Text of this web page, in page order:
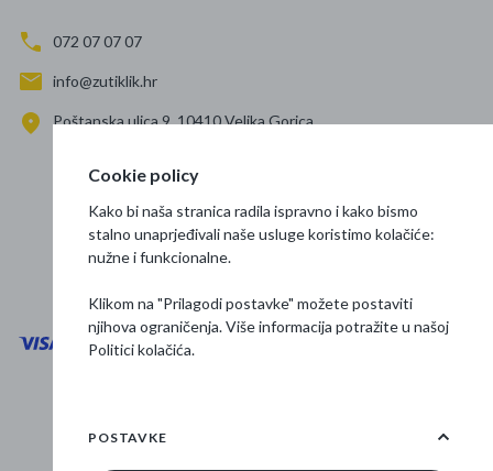
072 07 07 07
info@zutiklik.hr
Poštanska ulica 9, 10410 Velika Gorica
Prati nas
Osnovne informacije
Cookie policy
Kako bi naša stranica radila ispravno i kako bismo
stalno unaprjeđivali naše usluge koristimo kolačiće:
nužne i funkcionalne.
Klikom na "Prilagodi postavke" možete postaviti
njihova ograničenja. Više informacija potražite u našoj
Politici kolačića.
POSTAVKE